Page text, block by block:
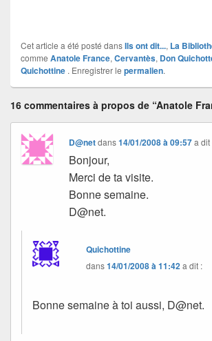
Cet article a été posté dansIls ont dit..., La
comme Anatole France, Cervantès, Don
Quichottine . Enregistrer le permalien.
16 commentaires à propos de “Anatole
D@netdans14/01/2008 à 09:57 a dit
Bonjour,
Merci de ta visite.
Bonne semaine.
D@net.
Quichottine
dans14/01/2008 à 11:42 a dit :
Bonne semaine à toi aussi, D@net.